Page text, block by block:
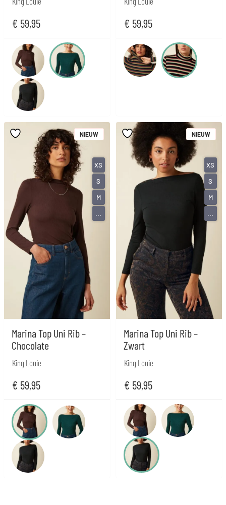
€ 59,95 € 59,95
Marina Top Uni Rib –
Chocolate
King Louie
€ 59,95
NIEUW
XS
S
M
...
Marina Top Uni Rib –
Zwart
King Louie
€ 59,95
NIEUW
XS
S
M
...